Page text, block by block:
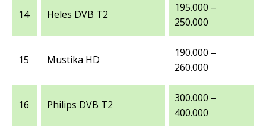
14 Heles DVB T2
195.000 –
250.000
15 Mustika HD
190.000 –
260.000
16 Philips DVB T2
300.000 –
400.000